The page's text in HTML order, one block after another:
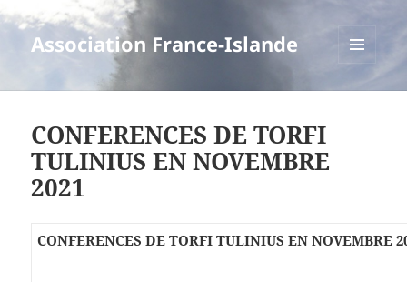
Association France-Islande
CONFERENCES DE TORFI
TULINIUS EN NOVEMBRE
2021
CONFERENCES DE TORFI TULINIUS EN NOVEMBRE